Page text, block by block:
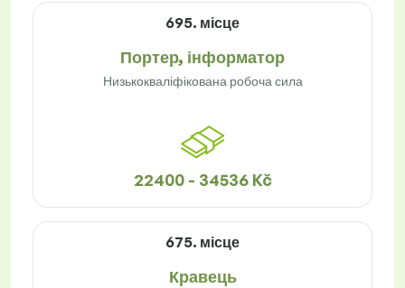
695. місце
Портер, інформатор
Низькокваліфікована робоча сила
22400 - 34536 Kč
675. місце
Кравець